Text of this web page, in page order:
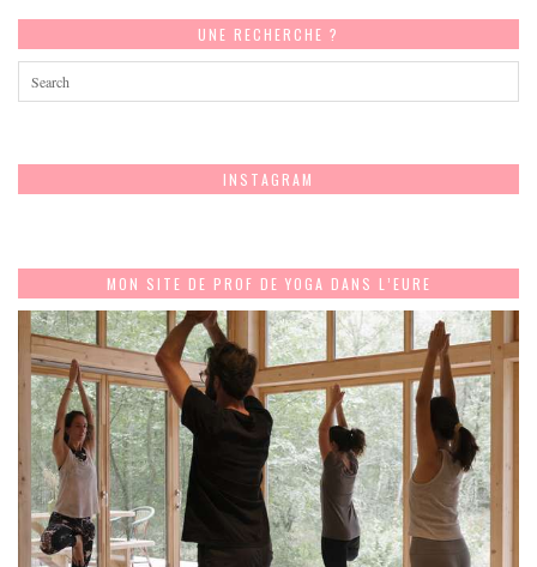
UNE RECHERCHE ?
INSTAGRAM
MON SITE DE PROF DE YOGA DANS L’EURE